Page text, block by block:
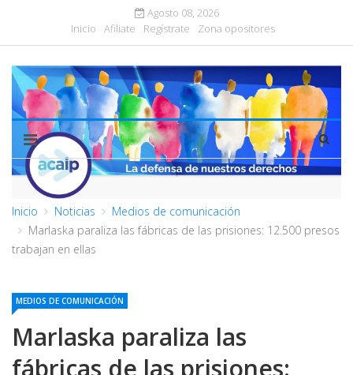
Agosto 08, 2026
Inicio
Afiliate Regístrate Zona opositores
Inicio Noticias
Medios de comunicación
Marlaska paraliza las fábricas de las prisiones: 12.500 presos
trabajan en ellas
MEDIOS DE COMUNICACIÓN
Marlaska paraliza las
fábricas de las prisiones: